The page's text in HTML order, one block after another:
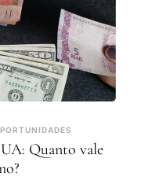
Quanto vale